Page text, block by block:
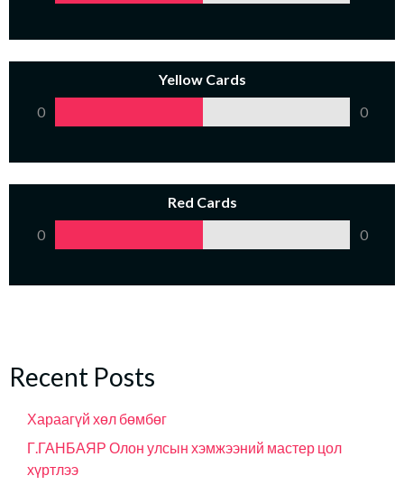
Yellow Cards
0
0
Red Cards
0
0
Recent Posts
Хараагүй хөл бөмбөг
Г.ГАНБАЯР Олон улсын хэмжээний мастер цол
хүртлээ